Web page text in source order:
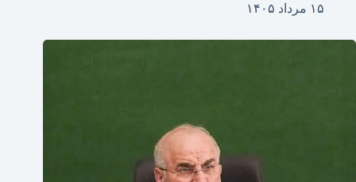
۱۵ مرداد ۱۴۰۵